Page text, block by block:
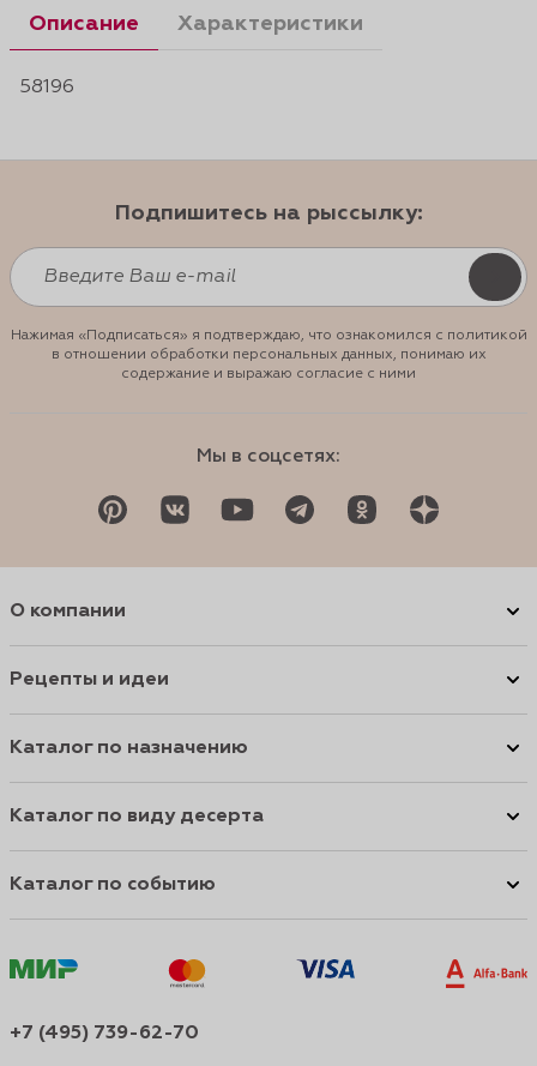
Описание Характеристики
58196
Подпишитесь на рыссылку:
Нажимая «Подписаться» я подтверждаю, что ознакомился с политикой
в отношении обработки персональных данных, понимаю их
содержание и выражаю согласие с ними
Мы в соцсетях:
О компании
Рецепты и идеи
Каталог по назначению
Каталог по виду десерта
Каталог по событию
+7 (495) 739-62-70